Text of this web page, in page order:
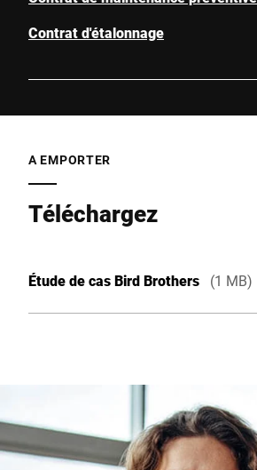
Contrat d'étalonnage
A EMPORTER
Téléchargez
Étude de cas Bird Brothers (1 MB)